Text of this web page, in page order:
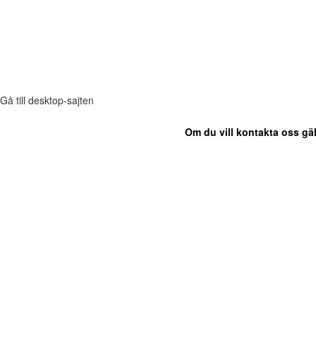
Gå till desktop-sajten
Om du vill kontakta oss